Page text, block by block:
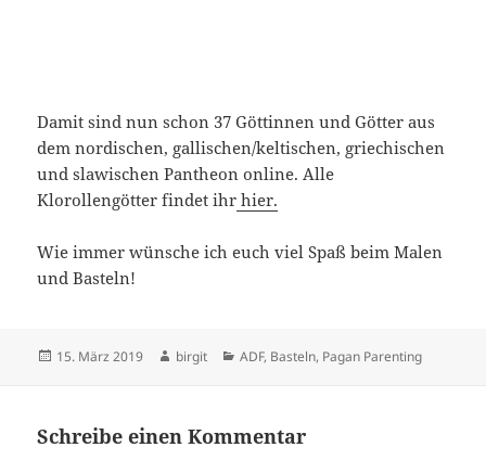
Damit sind nun schon 37 Göttinnen und Götter aus
dem nordischen, gallischen/keltischen, griechischen
und slawischen Pantheon online. Alle
Klorollengötter findet ihr hier.
Wie immer wünsche ich euch viel Spaß beim Malen
und Basteln!
Veröffentlicht
15. März 2019 Autor
birgit Kategorien
ADF, Basteln, Pagan Parenting
Schreibe einen Kommentar